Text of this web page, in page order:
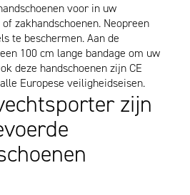
voor in uw
zakhandschoenen. Neopreen
te beschermen. Aan de
100 cm lange bandage om uw
deze handschoenen zijn CE
Europese veiligheidseisen.
zijn